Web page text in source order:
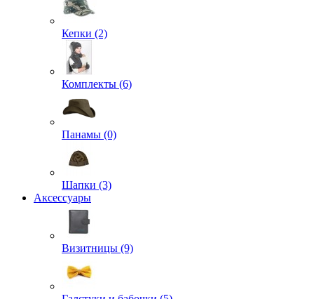
Кепки (2)
Комплекты (6)
Панамы (0)
Шапки (3)
Аксессуары
Визитницы (9)